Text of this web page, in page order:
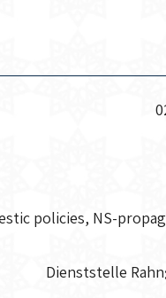
policies, NS-
Dienststelle Rahn